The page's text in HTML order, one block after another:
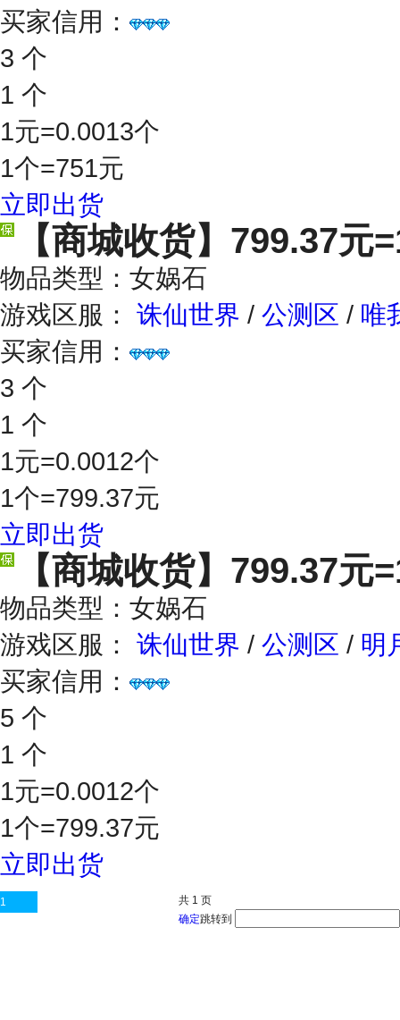
买家信用：
3 个
1 个
1元=0.0013个
1个=751元
立即出货
【商城收货】 799.37元
物品类型：女娲石
游戏区服： 诛仙世界 / 公测区 / 唯
买家信用：
3 个
1 个
1元=0.0012个
1个=799.37元
立即出货
【商城收货】 799.37元
物品类型：女娲石
游戏区服： 诛仙世界 / 公测区 / 明
买家信用：
5 个
1 个
1元=0.0012个
1个=799.37元
立即出货
1 共 1 页
确定跳转到